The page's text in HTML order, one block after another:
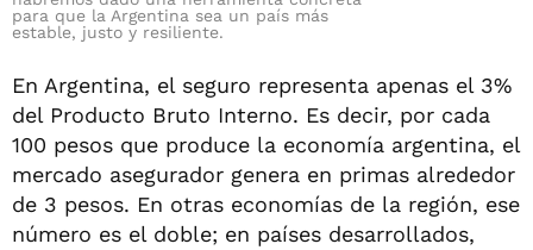
para que la Argentina sea un país más
estable, justo y resiliente.
En Argentina, el seguro representa apenas el 3%
del Producto Bruto Interno. Es decir, por cada
100 pesos que produce la economía argentina, el
mercado asegurador genera en primas alrededor
de 3 pesos. En otras economías de la región, ese
número es el doble; en países desarrollados,